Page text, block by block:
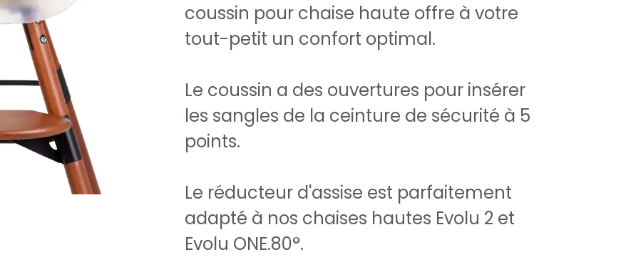
coussin pour chaise haute offre à votre
tout-petit un confort optimal.
Le coussin a des ouvertures pour insérer
les sangles de la ceinture de sécurité à 5
points.
Le réducteur d'assise est parfaitement
adapté à nos chaises hautes Evolu 2 et
Evolu ONE.80°.